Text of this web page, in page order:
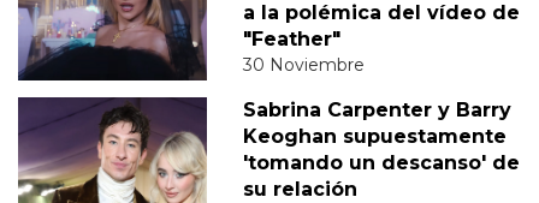
a la polémica del vídeo de
"Feather"
30 Noviembre
Sabrina Carpenter y Barry
Keoghan supuestamente
'tomando un descanso' de
su relación